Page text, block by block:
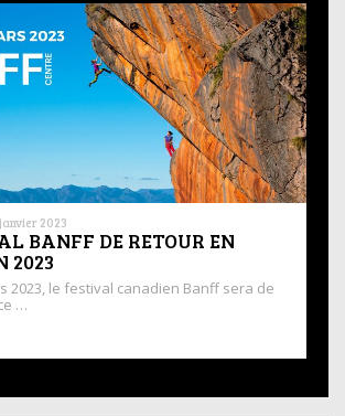
2023
BANFF DE RETOUR EN
2023
2023, le festival canadien Banff sera de
…